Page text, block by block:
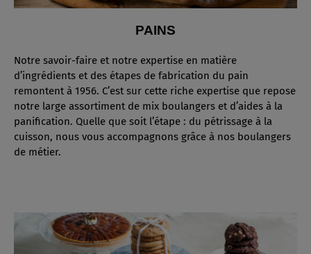
PAINS
Notre savoir-faire et notre expertise en matière
d’ingrédients et des étapes de fabrication du pain
remontent à 1956. C’est sur cette riche expertise que repose
notre large assortiment de mix boulangers et d’aides à la
panification. Quelle que soit l’étape : du pétrissage à la
cuisson, nous vous accompagnons grâce à nos boulangers
de métier.